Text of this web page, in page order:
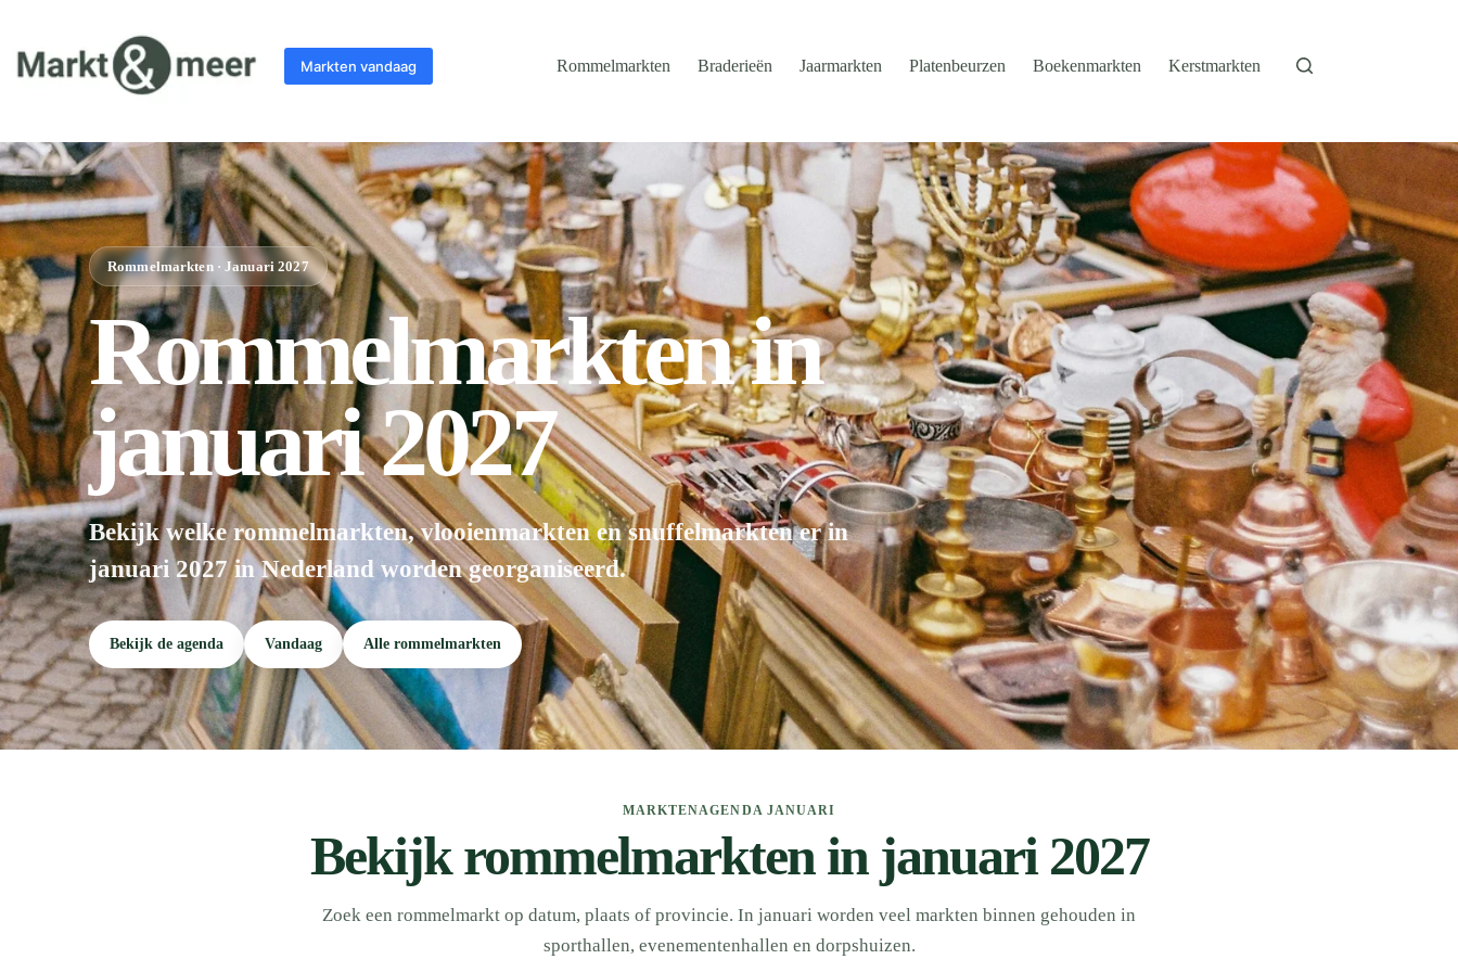
Markten vandaag Rommelmarkten Braderieën Jaarmarkten Platenbeurzen Boekenmarkten Kerstmarkten
Rommelmarkten · Januari 2027
Rommelmarkten in
januari 2027
Bekijk welke rommelmarkten, vlooienmarkten en snuffelmarkten er in
januari 2027 in Nederland worden georganiseerd.
Bekijk de agenda Vandaag Alle rommelmarkten
MARKTENAGENDA JANUARI
Bekijk rommelmarkten in januari 2027
Zoek een rommelmarkt op datum, plaats of provincie. In januari worden veel markten binnen gehouden in
sporthallen, evenementenhallen en dorpshuizen.